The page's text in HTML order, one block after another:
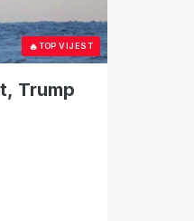
🔥TOP VIJEST
Trump